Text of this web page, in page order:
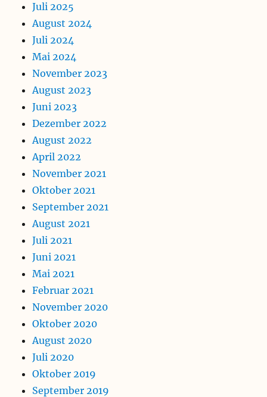
Juli 2025
August 2024
Juli 2024
Mai 2024
November 2023
August 2023
Juni 2023
Dezember 2022
August 2022
April 2022
November 2021
Oktober 2021
September 2021
August 2021
Juli 2021
Juni 2021
Mai 2021
Februar 2021
November 2020
Oktober 2020
August 2020
Juli 2020
Oktober 2019
September 2019